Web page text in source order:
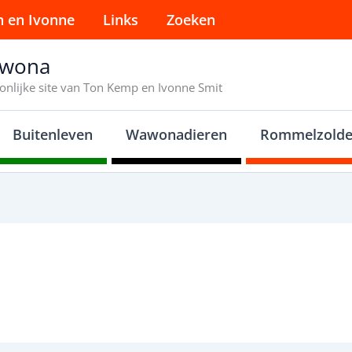
en Ivonne Links Zoeken
site van Ton Kemp en Ivonne Smit
Buitenleven Wawonadieren